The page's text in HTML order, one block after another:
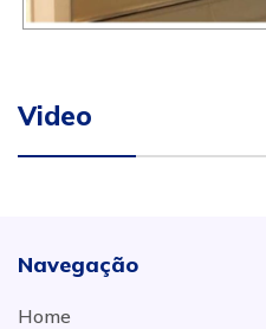
Video
Navegação
Home